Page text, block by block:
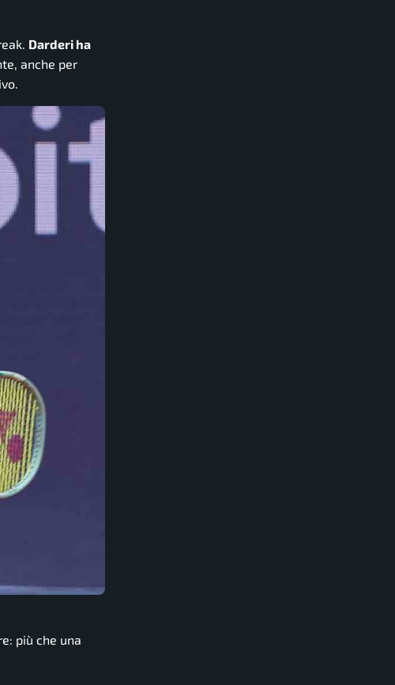
Darderi ha
anche per
più che una